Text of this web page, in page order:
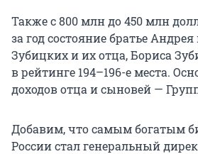
Также с 800 млн до 450 млн
за год состояние братье
Зубицких и их отца, Бориса
в рейтинге 194–196-е места.
доходов отца и сыновей —
Добавим, что самым богатым
России стал генеральный